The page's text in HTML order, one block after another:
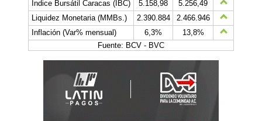
Índice Bursátil Caracas (IBC)
5.158,98
5.256,49
Liquidez Monetaria (MMBs.)
2.390.884
2.466.946
Inflación (Var% mensual)
6,3%
13,8%
Fuente: BCV - BVC